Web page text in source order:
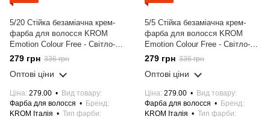
5/20 Стійка безаміачна крем-
фарба для волосся KROM
Emotion Colour Free - Світло-
коричневий iнтенсивно
райдужний, 100 мл
279 грн 336 грн
Оптові ціни
Ціна 279.00
Вид товару
Фарба для волосся
Бренд
KROM Італія
Тип фарби
5/5 Стійка безаміачна крем-
фарба для волосся KROM
Emotion Colour Free - Світло-
коричневий махагоновий, 100
279 грн 336 грн
Оптові ціни
Ціна 279.00
Вид товару
Фарба для волосся
Бренд
KROM Італія
Тип фарби